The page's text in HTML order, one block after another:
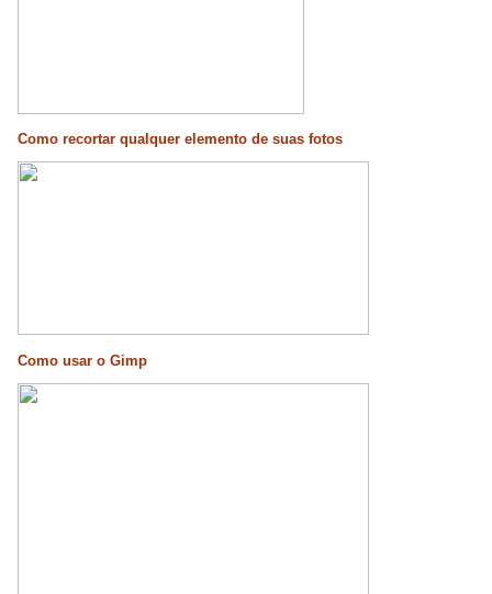
Como recortar qualquer elemento de suas fotos
Como usar o Gimp